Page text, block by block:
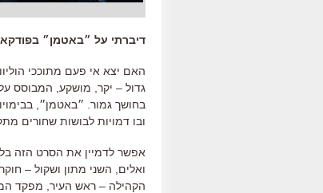
דיברתי על ״באטמן״
האם יצא אי פעם מתוככי
גדול – יקר מושקע המבוסס
בחושך גמור ״באטמן״
ובו דמויות לבושות שחורים
אפשר לדמיין את הסרט הזה
ואלים
השני מתון ושקול –
הקהילה – ראש העיר מפקד